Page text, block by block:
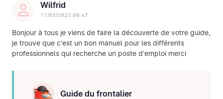
Wilfrid
11/03/2025 08:47
Bonjour à tous je viens de faire la découverte de votre guide,
je trouve que c'est un bon manuel pour les différents
professionnels qui recherche un poste d'emploi merci
Guide du frontalier